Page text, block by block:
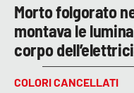
Morto folgorato
montava le
corpo
COLORI CANCELLATI